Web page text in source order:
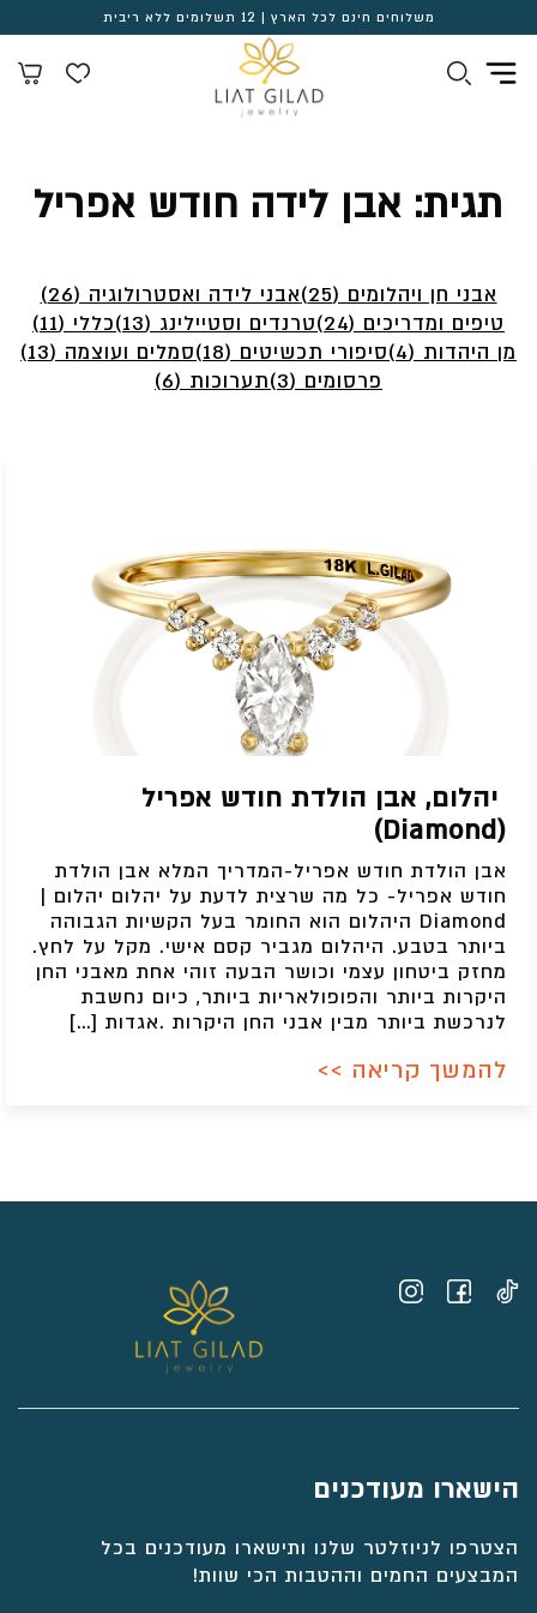
משלוחים חינם לכל הארץ | 12 תשלומים ללא ריבית
תגית: אבן לידה חודש אפריל
אבני חן ויהלומים (25)
אבני לידה ואסטרולוגיה (26)
טיפים ומדריכים (24)
טרנדים וסטיילינג (13)
כללי (11)
מן היהדות (4)
סיפורי תכשיטים (18)
סמלים ועוצמה (13)
פרסומים (3)
תערוכות (6)
יהלום, אבן הולדת חודש אפריל
(Diamond)
אבן הולדת חודש אפריל-המדריך המלא אבן הולדת
חודש אפריל- כל מה שרצית לדעת על יהלום יהלום |
Diamond היהלום הוא החומר בעל הקשיות הגבוהה
ביותר בטבע. היהלום מגביר קסם אישי. מקל על לחץ.
מחזק ביטחון עצמי וכושר הבעה זוהי אחת מאבני החן
היקרות ביותר והפופולאריות ביותר, כיום נחשבת
לנרכשת ביותר מבין אבני החן היקרות .אגדות […]
להמשך קריאה >>
הישארו מעודכנים
הצטרפו לניוזלטר שלנו ותישארו מעודכנים בכל
המבצעים החמים וההטבות הכי שוות!